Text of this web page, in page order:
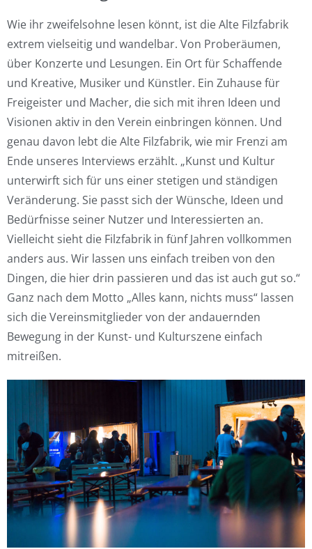
Wie ihr zweifelsohne lesen könnt, ist die Alte Filzfabrik
extrem vielseitig und wandelbar. Von Proberäumen,
über Konzerte und Lesungen. Ein Ort für Schaffende
und Kreative, Musiker und Künstler. Ein Zuhause für
Freigeister und Macher, die sich mit ihren Ideen und
Visionen aktiv in den Verein einbringen können. Und
genau davon lebt die Alte Filzfabrik, wie mir Frenzi am
Ende unseres Interviews erzählt. „Kunst und Kultur
unterwirft sich für uns einer stetigen und ständigen
Veränderung. Sie passt sich der Wünsche, Ideen und
Bedürfnisse seiner Nutzer und Interessierten an.
Vielleicht sieht die Filzfabrik in fünf Jahren vollkommen
anders aus. Wir lassen uns einfach treiben von den
Dingen, die hier drin passieren und das ist auch gut so.“
Ganz nach dem Motto „Alles kann, nichts muss“ lassen
sich die Vereinsmitglieder von der andauernden
Bewegung in der Kunst- und Kulturszene einfach
mitreißen.